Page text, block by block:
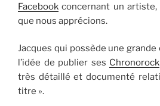
Facebook concernant un artiste,
que nous apprécions.
Jacques qui possède une
l’idée de publier ses Chronorock
très détaillé et documenté
titre ».